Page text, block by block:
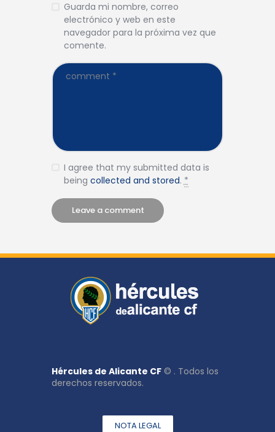
Guarda mi nombre, correo
electrónico y web en este
navegador para la próxima vez que
comente.
I agree that my submitted data is
being collected and stored. *
Hércules de Alicante CF © . Todos los
derechos reservados.
NOTA LEGAL